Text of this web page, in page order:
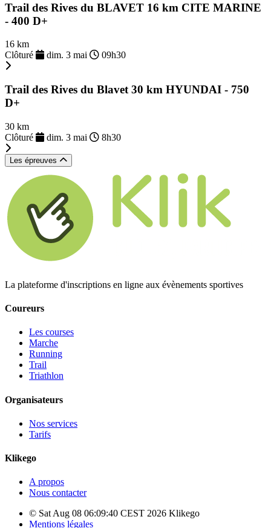
Trail des Rives du BLAVET 16 km CITE MARINE
- 400 D+
16 km
Clôturé
dim. 3 mai 09h30
Trail des Rives du Blavet 30 km HYUNDAI - 750
D+
30 km
Clôturé
dim. 3 mai 8h30
Les épreuves
La plateforme d'inscriptions en ligne aux évènements sportives
Coureurs
Les courses
Marche
Running
Trail
Triathlon
Organisateurs
Nos services
Tarifs
Klikego
A propos
Nous contacter
© Sat Aug 08 06:09:40 CEST 2026 Klikego
Mentions légales